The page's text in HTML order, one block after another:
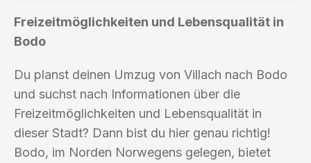
Freizeitmöglichkeiten und Lebensqualität in
Bodo
Du planst deinen Umzug von Villach nach Bodo
und suchst nach Informationen über die
Freizeitmöglichkeiten und Lebensqualität in
dieser Stadt? Dann bist du hier genau richtig!
Bodo, im Norden Norwegens gelegen, bietet